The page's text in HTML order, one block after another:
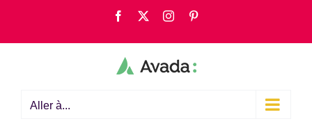
contenu
Facebook Instagram
Aller à...